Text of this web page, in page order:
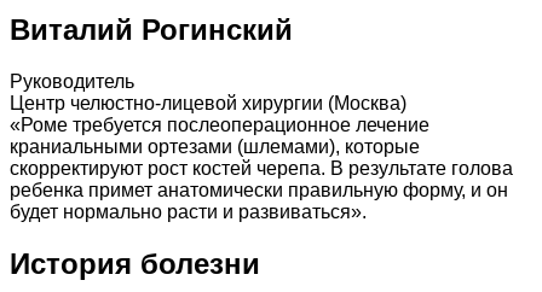
Виталий Рогинский
Руководитель
Центр челюстно-лицевой хирургии (Москва)
«Роме требуется послеоперационное лечение
краниальными ортезами (шлемами), которые
скорректируют рост костей черепа. В результате голова
ребенка примет анатомически правильную форму, и он
будет нормально расти и развиваться».
История болезни